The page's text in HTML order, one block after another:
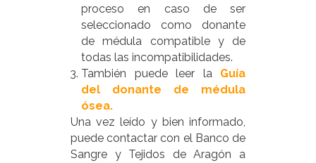
proceso en caso de ser
seleccionado como donante
de médula compatible y de
todas las incompatibilidades.
También puede leer la Guía
del donante de médula
ósea.
Una vez leído y bien informado,
puede contactar con el Banco de
Sangre y Tejidos de Aragón a